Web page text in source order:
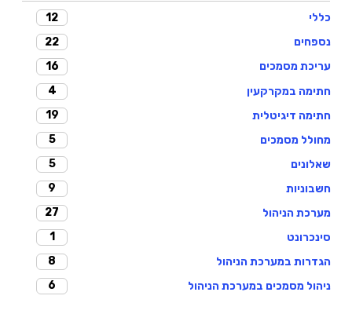
כללי
12
נספחים
22
עריכת מסמכים
16
חתימה במקרקעין
4
חתימה דיגיטלית
19
מחולל מסמכים
5
שאלונים
5
חשבוניות
9
מערכת הניהול
27
סינכרונט
1
הגדרות במערכת הניהול
8
ניהול מסמכים במערכת הניהול
6